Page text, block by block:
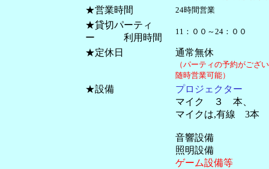
★営業時間 24時間営業
★貸切パーティ
ー 利用時間
11：００～24：００
★定休日 通常無休
（パーティの予約がござ
随時営業可能）
★設備
プロジェクター
マイク ３ 本、
マイクは,有線 3
音響設備
照明設備
ゲーム設備等